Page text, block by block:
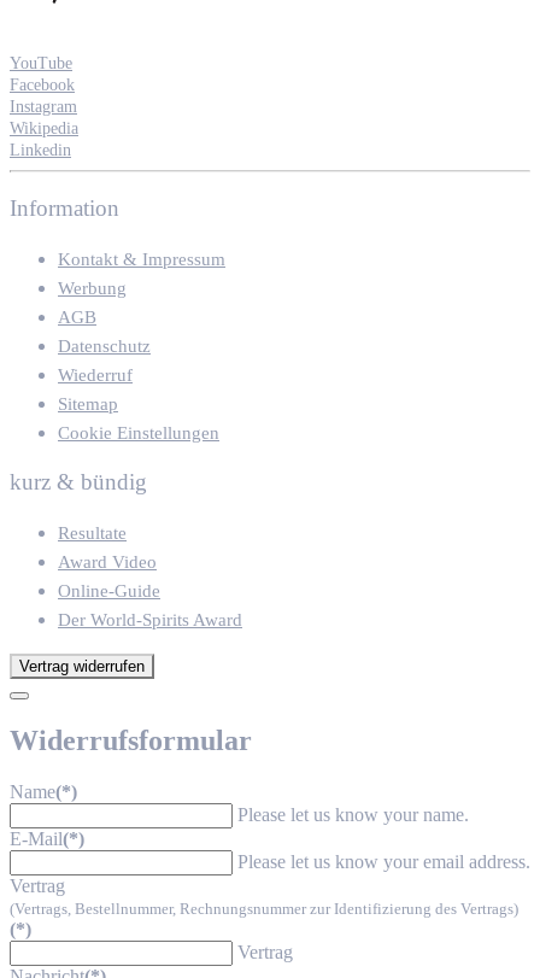
YouTube
Facebook
Instagram
Wikipedia
Linkedin
Information
Kontakt & Impressum
Werbung
AGB
Datenschutz
Wiederruf
Sitemap
Cookie Einstellungen
kurz & bündig
Resultate
Award Video
Online-Guide
Der World-Spirits Award
Vertrag widerrufen
Widerrufsformular
Name(*)
Please let us know your name.
E-Mail(*)
Please let us know your email address.
Vertrag
(Vertrags, Bestellnummer, Rechnungsnummer zur Identifizierung des Vertrags)
(*)
Vertrag